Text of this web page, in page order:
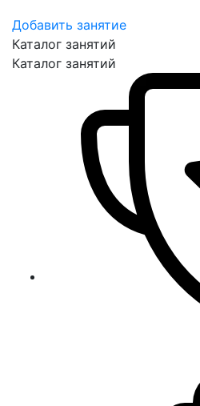
Добавить занятие
Каталог занятий
Каталог занятий